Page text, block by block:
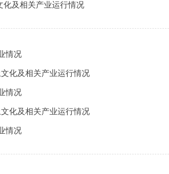
化及相关产业运行情况
情况
化及相关产业运行情况
情况
化及相关产业运行情况
情况